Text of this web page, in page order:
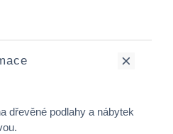
dřevěné podlahy a nábytek